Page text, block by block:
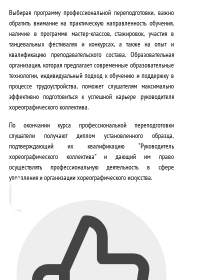
Выбирая программу профессиональной переподготовки, важно
обратить внимание напрактическую направленность обучения,
наличие в программе мастер-классов, стажировок, участия в
танцевальных фестивалях и конкурсах, а также наопыт и
квалификацию преподавательского состава. Образовательная
организация, которая предлагаетсовременные образовательные
технологии, индивидуальный подход к обучению иподдержку в
процессе трудоустройства, поможет слушателям максимально
эффективно подготовиться к успешной карьере руководителя
хореографического коллектива.
По окончании курса профессиональной переподготовки
слушатели получают диплом установленного образца,
подтверждающий их квалификацию “Руководитель
хореографического коллектива” и дающий им право
осуществлять профессиональную деятельность в сфере
управления и организации хореографического искусства.